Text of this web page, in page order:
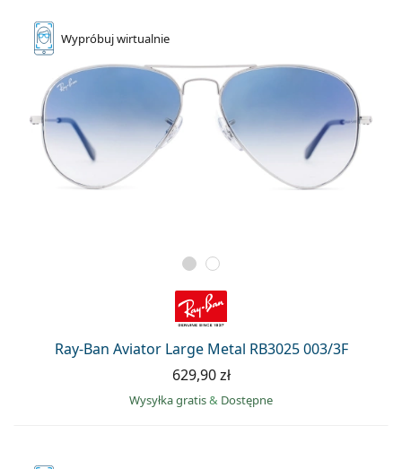
Wypróbujwirtualnie
Ray-Ban Aviator Large Metal RB3025 003/3F
629,90 zł
Wysyłka gratis& Dostępne